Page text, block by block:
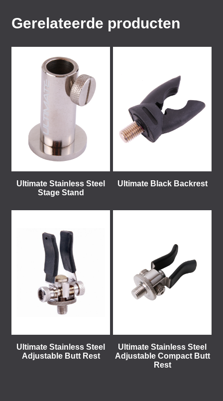
Gerelateerde producten
Ultimate Stainless Steel
Stage Stand
Ultimate Black Backrest
Ultimate Stainless Steel
Adjustable Butt Rest
Ultimate Stainless Steel
Adjustable Compact Butt
Rest